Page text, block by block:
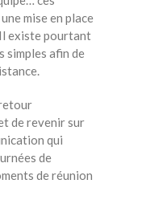
mise en place
existe pourtant
simples afin de
de revenir sur
qui
de
de réunion